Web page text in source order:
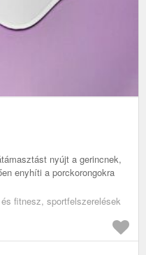
nyújt a gerincnek,
enyhíti a porckorongokra
fitnesz, sportfelszerelések